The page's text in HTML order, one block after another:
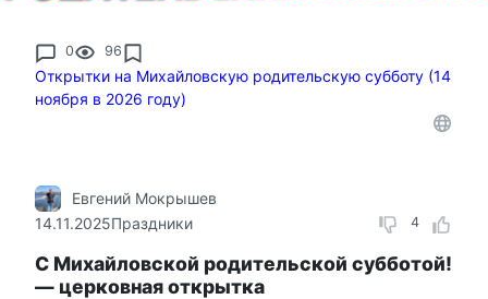
0 96
Открытки на Михайловскую родительскую субботу (14
ноября в 2026 году)
4
Евгений Мокрышев
14.11.2025Праздники
С Михайловской родительской субботой!
— церковная открытка